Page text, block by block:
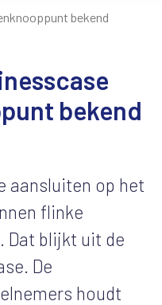
bekend
bekend
aansluiten op het
flinke
Dat blijkt uit de
De
houdt